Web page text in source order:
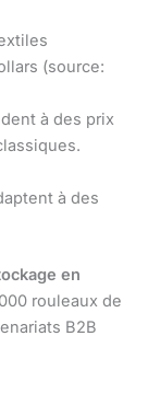
(source:
à des prix
à des
en
rouleaux de
B2B